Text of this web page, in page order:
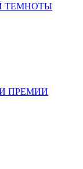
ПРЕМИИ